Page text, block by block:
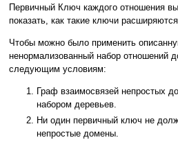
Первичный Ключ каждого отношения
показать, как такие ключи
Чтобы можно было применить
ненормализованный набор отношений
следующим условиям:
Граф взаимосвязей непростых
набором деревьев.
Ни один первичный ключ не
непростые домены.